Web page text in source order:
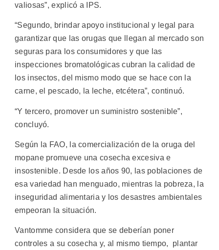
valiosas”, explicó a IPS.
“Segundo, brindar apoyo institucional y legal para
garantizar que las orugas que llegan al mercado son
seguras para los consumidores y que las
inspecciones bromatológicas cubran la calidad de
los insectos, del mismo modo que se hace con la
carne, el pescado, la leche, etcétera”, continuó.
“Y tercero, promover un suministro sostenible”,
concluyó.
Según la FAO, la comercialización de la oruga del
mopane promueve una cosecha excesiva e
insostenible. Desde los años 90, las poblaciones de
esa variedad han menguado, mientras la pobreza, la
inseguridad alimentaria y los desastres ambientales
empeoran la situación.
Vantomme considera que se deberían poner
controles a su cosecha y, al mismo tiempo, plantar